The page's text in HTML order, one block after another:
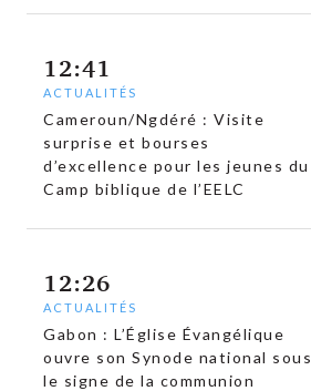
12:41
ACTUALITÉS
Cameroun/Ngdéré : Visite
surprise et bourses
d’excellence pour les jeunes du
Camp biblique de l’EELC
12:26
ACTUALITÉS
Gabon : L’Église Évangélique
ouvre son Synode national sous
le signe de la communion